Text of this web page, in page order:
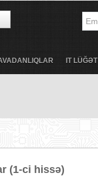
IT LÜĞƏT
(1-ci hissə)